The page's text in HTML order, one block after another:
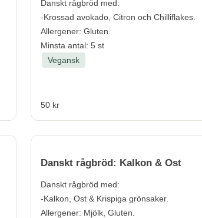
Danskt rågbröd med:
-Krossad avokado, Citron och Chilliflakes.
Allergener: Gluten.
Minsta antal: 5 st
Vegansk
50 kr
Danskt rågbröd: Kalkon & Ost
Danskt rågbröd med:
-Kalkon, Ost & Krispiga grönsaker.
Allergener: Mjölk, Gluten.